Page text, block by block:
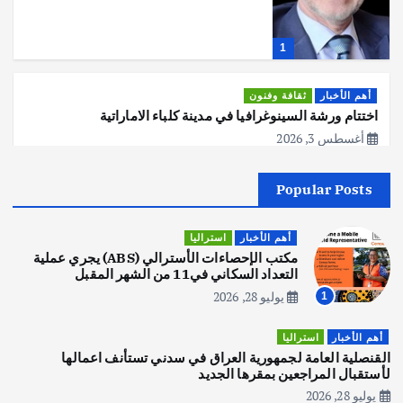
1
أهم الأخبار ثقافة وفنون
اختتام ورشة السينوغرافيا في مدينة كلباء الاماراتية
أغسطس 3, 2026
2
اصبح بطلاً لأستراليا بلعبة كمال الاجسام
يوليو 30, 2026
3
يوليو 30, 2026
Popular Posts
1
أهم الأخبار استراليا
مكتب الإحصاءات الأسترالي (ABS) يجري عملية
التعداد السكاني في11 من الشهر المقبل
يوليو 28, 2026
أهم الأخبار استراليا
القنصلية العامة لجمهورية العراق في سدني تستأنف اعمالها
لأستقبال المراجعين بمقرها الجديد
يوليو 28, 2026